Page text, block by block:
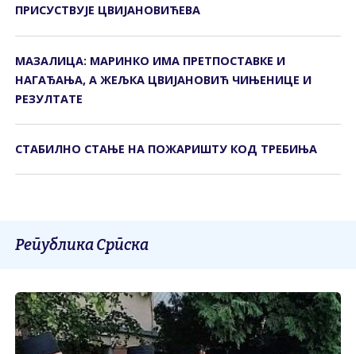
ПРИСУСТВУЈЕ ЦВИЈАНОВИЋЕВА
МАЗАЛИЦА: МАРИНКО ИМА ПРЕТПОСТАВКЕ И
НАГАЂАЊА, А ЖЕЉКА ЦВИЈАНОВИЋ ЧИЊЕНИЦЕ И
РЕЗУЛТАТЕ
СТАБИЛНО СТАЊЕ НА ПОЖАРИШТУ КОД ТРЕБИЊА
Република Српска